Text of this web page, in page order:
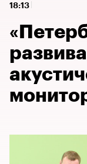
18:13